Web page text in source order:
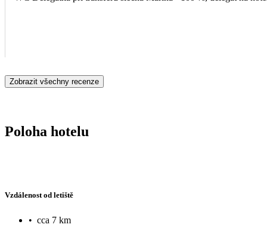
Zobrazit všechny recenze
Poloha hotelu
Vzdálenost od letiště
• cca 7 km